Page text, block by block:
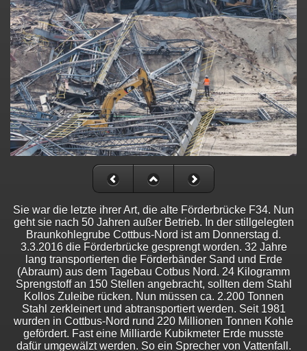
Sie war die letzte ihrer Art, die alte Förderbrücke F34. Nun
geht sie nach 50 Jahren außer Betrieb. In der stillgelegten
Braunkohlegrube Cottbus-Nord ist am Donnerstag d.
3.3.2016 die Förderbrücke gesprengt worden. 32 Jahre
lang transportierten die Förderbänder Sand und Erde
(Abraum) aus dem Tagebau Cotbus Nord. 24 Kilogramm
Sprengstoff an 150 Stellen angebracht, sollten dem Stahl
Kollos Zuleibe rücken. Nun müssen ca. 2.200 Tonnen
Stahl zerkleinert und abtransportiert werden. Seit 1981
wurden in Cottbus-Nord rund 220 Millionen Tonnen Kohle
gefördert. Fast eine Milliarde Kubikmeter Erde musste
dafür umgewälzt werden. So ein Sprecher von Vattenfall.